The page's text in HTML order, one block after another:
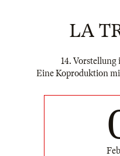
LA
14. Vorstellung
Eine Koproduktion